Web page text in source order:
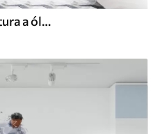
Bola de futebol voando pintura a óleo arte abstrata